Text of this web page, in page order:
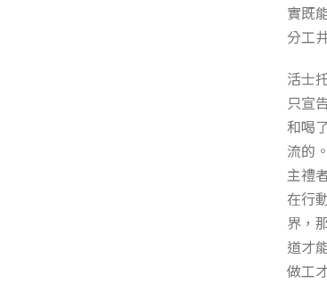
實既
分工
活士
只宣
和喝
流的
主禮
在行
界，
道才
做工